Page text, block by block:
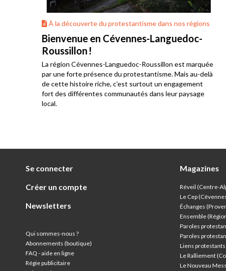
À la découverte du protestantisme dans nos régions
Bienvenue en Cévennes-Languedoc-
Roussillon !
La région Cévennes-Languedoc-Roussillon est marquée
par une forte présence du protestantisme. Mais au-delà
de cette histoire riche, c’est surtout un engagement
fort des différentes communautés dans leur paysage
local.
Se connecter
Créer un compte
Newsletters
Qui sommes-nous ?
Abonnements (boutique)
FAQ - aide en ligne
Régie publicitaire
Magazines
Réveil (Centre-
Le Cep
Échanges
Ensemble
Paroles
Paroles
Liens
Le Ralliement
Le Nouveau